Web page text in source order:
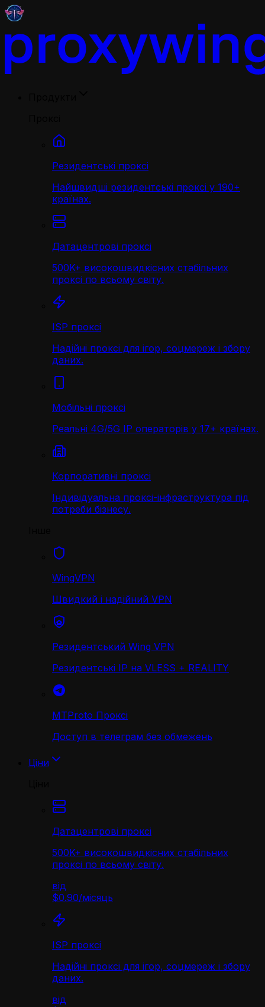
Резидентські проксі
Найшвидші резидентські проксі у 190+
країнах.
Датацентрові проксі
500K+ високошвидкісних стабільних
проксі по всьому світу.
ISP проксі
Надійні проксі для ігор, соцмереж і збору
даних.
Мобільні проксі
Реальні 4G/5G IP операторів у 17+ країнах.
Корпоративні проксі
Індивідуальна проксі-інфраструктура під
потреби бізнесу.
WingVPN
Швидкий і надійний VPN
Резидентський Wing VPN
Резидентські IP на VLESS + REALITY
MTProto Проксі
Доступ в телеграм без обмежень
Ціни
Датацентрові проксі
500K+ високошвидкісних стабільних
проксі по всьому світу.
від
$0.90/місяць
ISP проксі
Надійні проксі для ігор, соцмереж і збору
даних.
від